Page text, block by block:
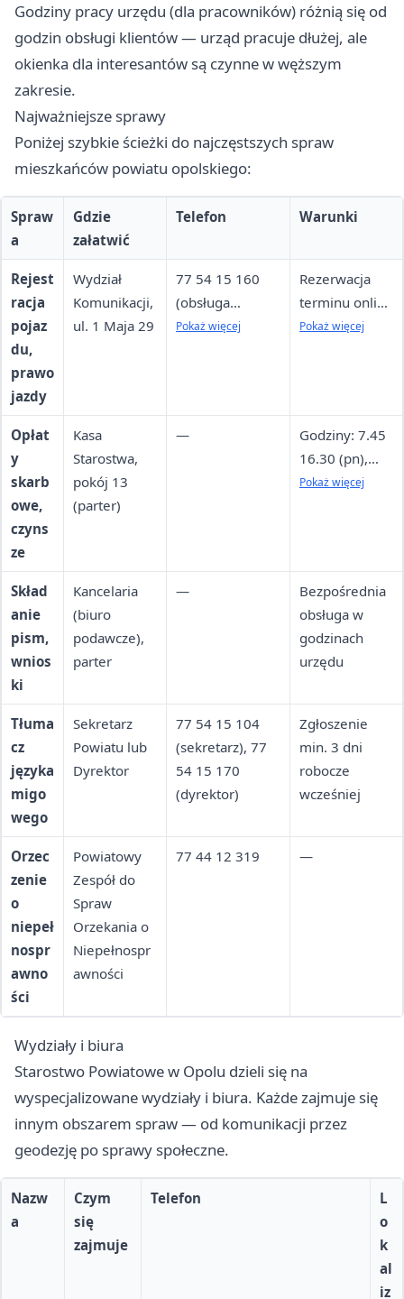
Godziny pracy urzędu (dla pracowników) różnią się od
godzin obsługi klientów — urząd pracuje dłużej, ale
okienka dla interesantów są czynne w węższym
zakresie.
Najważniejsze sprawy
Poniżej szybkie ścieżki do najczęstszych spraw
mieszkańców powiatu opolskiego:
Spraw
a
Gdzie
załatwić
Telefon Warunki
Rejest
racja
pojaz
du,
prawo
jazdy
Wydział
Komunikacji,
ul. 1 Maja 29
77 54 15 160
(obsługa
rezerwacji), 77
Pokaż więcej
Rezerwacja
terminu online
lub bilet w
Pokaż więcej
Opłat
y
skarb
owe,
czyns
ze
Kasa
Starostwa,
pokój 13
(parter)
—
Godziny: 7.45
16.30 (pn),
7.45 15.00
Pokaż więcej
Skład
anie
pism,
wnios
ki
Kancelaria
(biuro
podawcze),
parter
—
Bezpośrednia
obsługa w
godzinach
urzędu
Tłuma
cz
języka
migo
wego
Sekretarz
Powiatu lub
Dyrektor
77 54 15 104
(sekretarz), 77
54 15 170
(dyrektor)
Zgłoszenie
min. 3 dni
robocze
wcześniej
Orzec
zenie
o
niepeł
nospr
awno
ści
Powiatowy
Zespół do
Spraw
Orzekania o
Niepełnospr
awności
77 44 12 319 —
Wydziały i biura
Starostwo Powiatowe w Opolu dzieli się na
wyspecjalizowane wydziały i biura. Każde zajmuje się
innym obszarem spraw — od komunikacji przez
geodezję po sprawy społeczne.
Nazw
a
Czym
się
zajmuje
Telefon
L
o
k
al
iz